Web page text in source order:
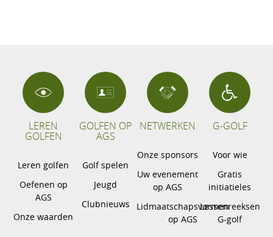
LEREN
GOLFEN
Leren golfen
Oefenen op
AGS
Onze waarden
GOLFEN OP
AGS
Golf spelen
Jeugd
Clubnieuws
NETWERKEN
Onze sponsors
Uw evenement
op AGS
Lidmaatschapsvormen
op AGS
G-GOLF
Voor wie
Gratis
initiatieles
Lessenreeksen
G-golf